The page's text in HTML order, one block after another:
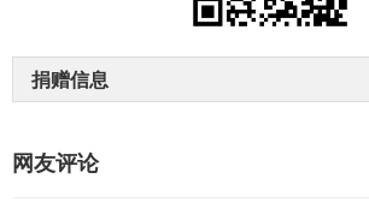
捐赠信息
网友评论